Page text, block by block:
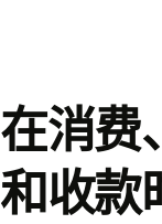
在消费
和收款